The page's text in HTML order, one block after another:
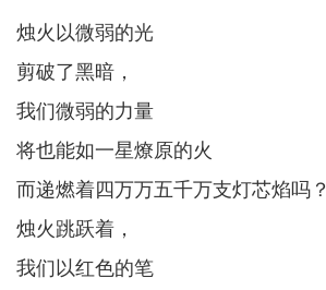
烛火以微弱的光
剪破了黑暗，
我们微弱的力量
将也能如一星燎原的火
而递燃着四万万五千万支灯芯焰吗？
烛火跳跃着，
我们以红色的笔